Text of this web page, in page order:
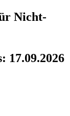
Nicht-
17.09.2026